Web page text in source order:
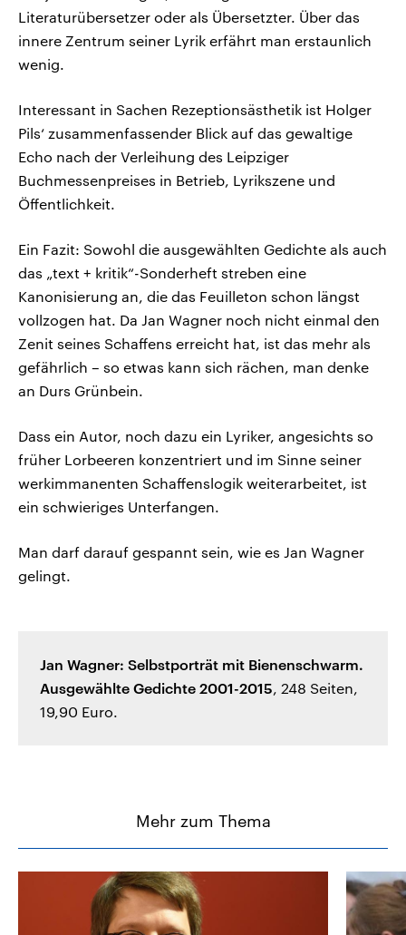
Literaturübersetzer oder als Übersetzter. Über das
innere Zentrum seiner Lyrik erfährt man erstaunlich
wenig.
Interessant in Sachen Rezeptionsästhetik ist Holger
Pils‘ zusammenfassender Blick auf das gewaltige
Echo nach der Verleihung des Leipziger
Buchmessenpreises in Betrieb, Lyrikszene und
Öffentlichkeit.
Ein Fazit: Sowohl die ausgewählten Gedichte als auch
das „text + kritik“-Sonderheft streben eine
Kanonisierung an, die das Feuilleton schon längst
vollzogen hat. Da Jan Wagner noch nicht einmal den
Zenit seines Schaffens erreicht hat, ist das mehr als
gefährlich – so etwas kann sich rächen, man denke
an Durs Grünbein.
Dass ein Autor, noch dazu ein Lyriker, angesichts so
früher Lorbeeren konzentriert und im Sinne seiner
werkimmanenten Schaffenslogik weiterarbeitet, ist
ein schwieriges Unterfangen.
Man darf darauf gespannt sein, wie es Jan Wagner
gelingt.
Jan Wagner: Selbstporträt mit Bienenschwarm.
Ausgewählte Gedichte 2001-2015, 248 Seiten,
19,90 Euro.
Mehr zum Thema